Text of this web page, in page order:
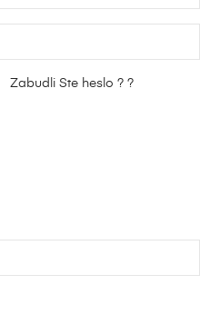
Zabudli Ste heslo ? ?